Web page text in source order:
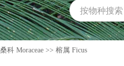
桑科 Moraceae >> 榕属 Ficus